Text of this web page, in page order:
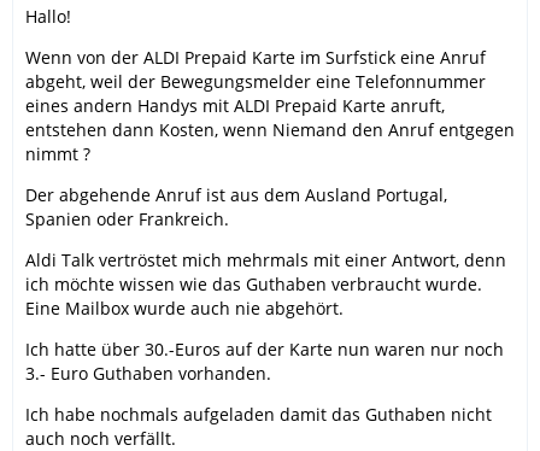
Hallo!
Wenn von der ALDI Prepaid Karte im Surfstick eine Anruf
abgeht, weil der Bewegungsmelder eine Telefonnummer
eines andern Handys mit ALDI Prepaid Karte anruft,
entstehen dann Kosten, wenn Niemand den Anruf entgegen
nimmt ?
Der abgehende Anruf ist aus dem Ausland Portugal,
Spanien oder Frankreich.
Aldi Talk vertröstet mich mehrmals mit einer Antwort, denn
ich möchte wissen wie das Guthaben verbraucht wurde.
Eine Mailbox wurde auch nie abgehört.
Ich hatte über 30.-Euros auf der Karte nun waren nur noch
3.- Euro Guthaben vorhanden.
Ich habe nochmals aufgeladen damit das Guthaben nicht
auch noch verfällt.